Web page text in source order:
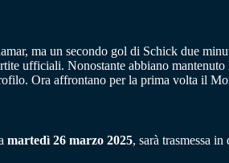
ma un secondo gol di Schick due
ufficiali. Nonostante abbiano
Ora affrontano per la prima volta il
martedì 26 marzo 2025, sarà trasmessa in